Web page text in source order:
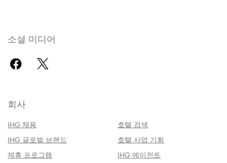
소셜 미디어
회사
IHG 채용
호텔 검색
IHG 글로벌 브랜드
호텔 사업 기회
제휴 프로그램
IHG 에이전트